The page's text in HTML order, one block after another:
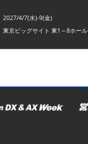
2027/4/7(水)-9(金)
東京ビッグサイト 東1～8ホール